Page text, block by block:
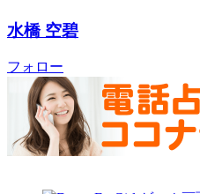
水橋 空碧
フォロー